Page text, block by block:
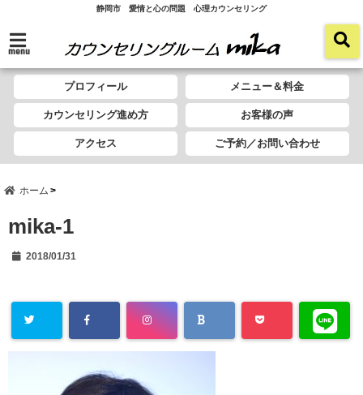
静岡市 愛情と心の問題 心理カウンセリング
menu
プロフィール メニュー＆料金
カウンセリング進め方 お客様の声
アクセス ご予約／お問い合わせ
ホーム
mika-1
2018/01/31